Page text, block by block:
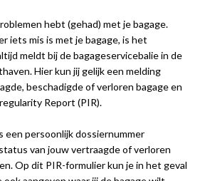
hebt (gehad) met je bagage.
iets mis is met je bagage, is het
meldt bij de bagageservicebalie in de
Hier kun jij gelijk een melding
beschadigde of verloren bagage en
Report (PIR).
een persoonlijk dossiernummer
van jouw vertraagde of verloren
Op dit PIR-formulier kun je in het geval